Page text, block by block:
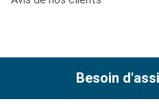
Besoin